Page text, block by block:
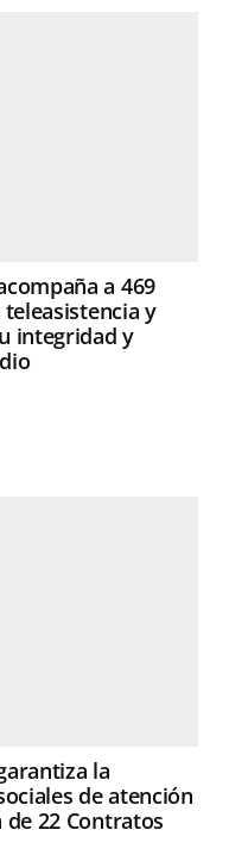
a 469
y
integridad y
la
de atención
22 Contratos